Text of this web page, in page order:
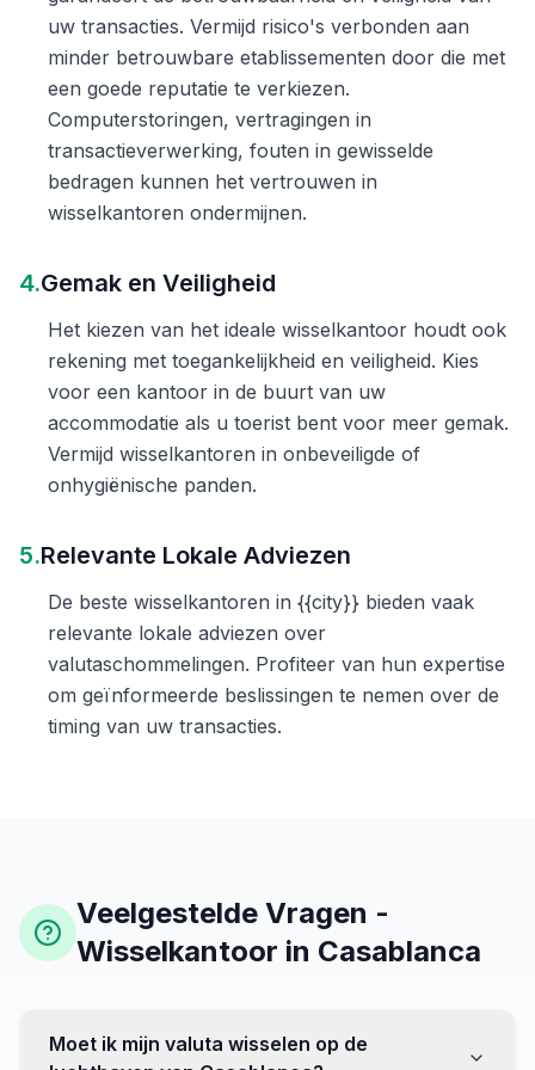
uw transacties. Vermijd risico's verbonden aan
minder betrouwbare etablissementen door die met
een goede reputatie te verkiezen.
Computerstoringen, vertragingen in
transactieverwerking, fouten in gewisselde
bedragen kunnen het vertrouwen in
wisselkantoren ondermijnen.
4.Gemak en Veiligheid
Het kiezen van het ideale wisselkantoor houdt ook
rekening met toegankelijkheid en veiligheid. Kies
voor een kantoor in de buurt van uw
accommodatie als u toerist bent voor meer gemak.
Vermijd wisselkantoren in onbeveiligde of
onhygiënische panden.
5.Relevante Lokale Adviezen
De beste wisselkantoren in {{city}} bieden vaak
relevante lokale adviezen over
valutaschommelingen. Profiteer van hun expertise
om geïnformeerde beslissingen te nemen over de
timing van uw transacties.
Veelgestelde Vragen -
Wisselkantoor in Casablanca
Moet ik mijn valuta wisselen op de